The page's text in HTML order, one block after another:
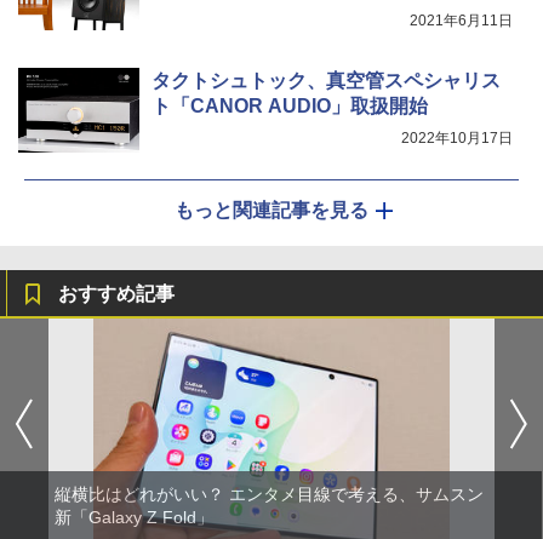
2021年6月11日
タクトシュトック、真空管スペシャリス
ト「CANOR AUDIO」取扱開始
2022年10月17日
もっと関連記事を見る
おすすめ記事
縦横比はどれがいい？ エンタメ目線で考える、サムスン
新「Galaxy Z Fold」